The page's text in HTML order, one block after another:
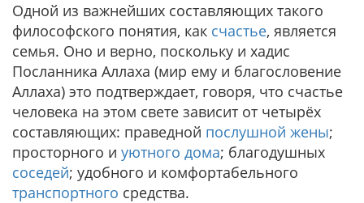
Одной из важнейших составляющих такого
философского понятия, как счастье, является
семья. Оно и верно, поскольку и хадис
Посланника Аллаха (мир ему и благословение
Аллаха) это подтверждает, говоря, что счастье
человека на этом свете зависит от четырёх
составляющих: праведной послушной жены;
просторного и уютного дома; благодушных
соседей; удобного и комфортабельного
транспортного средства.